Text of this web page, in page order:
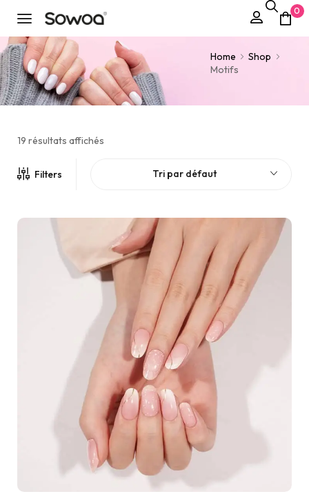
0
Home
Shop
Motifs
19 résultats affichés
Filters Tri par défaut